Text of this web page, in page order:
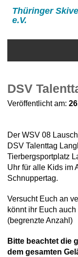
Thüringer
e.V.
DSV
Veröffentlicht am:
Der WSV 08
DSV Talenttag
Tierbergsportplatz
Uhr für alle Kids im
Schnuppertag.
Versucht Euch an
könnt ihr Euch
(begrenzte Anzahl)
Bitte beachtet die
dem gesamten